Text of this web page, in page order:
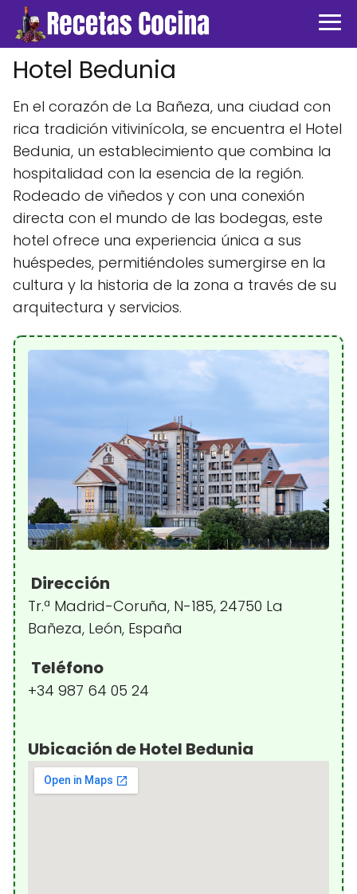
Hotel Bedunia
En el corazón de La Bañeza, una ciudad con
rica tradición vitivinícola, se encuentra el Hotel
Bedunia, un establecimiento que combina la
hospitalidad con la esencia de la región.
Rodeado de viñedos y con una conexión
directa con el mundo de las bodegas, este
hotel ofrece una experiencia única a sus
huéspedes, permitiéndoles sumergirse en la
cultura y la historia de la zona a través de su
arquitectura y servicios.
Dirección
Tr.ª Madrid-Coruña, N-185, 24750 La
Bañeza, León, España
Teléfono
+34 987 64 05 24
Ubicación de Hotel Bedunia